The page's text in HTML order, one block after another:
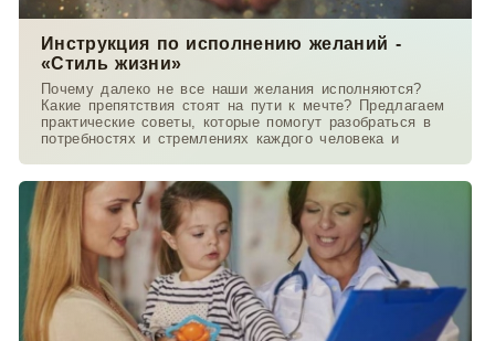
Инструкция по исполнению желаний -
«Стиль жизни»
Почему далеко не все наши желания исполняются?
Какие препятствия стоят на пути к мечте? Предлагаем
практические советы, которые помогут разобраться в
потребностях и стремлениях каждого человека и